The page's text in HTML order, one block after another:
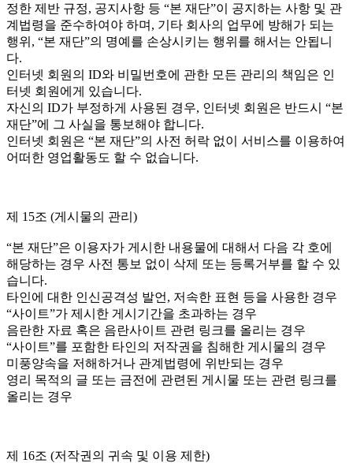
정한 제반 규정, 공지사항 등 “본 재단”이 공지하는 사항 및 관
계법령을 준수하여야 하며, 기타 회사의 업무에 방해가 되는
행위, “본 재단”의 명예를 손상시키는 행위를 해서는 안됩니
다.
인터넷 회원의 ID와 비밀번호에 관한 모든 관리의 책임은 인
터넷 회원에게 있습니다.
자신의 ID가 부정하게 사용된 경우, 인터넷 회원은 반드시 “본
재단”에 그 사실을 통보해야 합니다.
인터넷 회원은 “본 재단”의 사전 허락 없이 서비스를 이용하여
어떠한 영업활동도 할 수 없습니다.
제 15조 (게시물의 관리)
“본 재단”은 이용자가 게시한 내용물에 대해서 다음 각 호에
해당하는 경우 사전 통보 없이 삭제 또는 등록거부를 할 수 있
습니다.
타인에 대한 인신공격성 발언, 저속한 표현 등을 사용한 경우
“사이트”가 제시한 게시기간을 초과하는 경우
음란한 자료 혹은 음란사이트 관련 링크를 올리는 경우
“사이트”를 포함한 타인의 저작권을 침해한 게시물의 경우
미풍양속을 저해하거나 관계법령에 위반되는 경우
영리 목적의 글 또는 금전에 관련된 게시물 또는 관련 링크를
올리는 경우
제 16조 (저작권의 귀속 및 이용 제한)